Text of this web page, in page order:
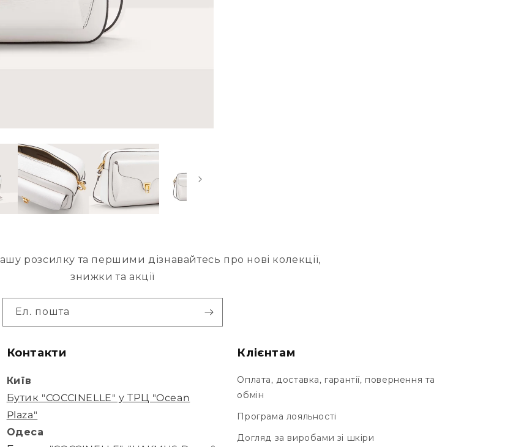
розсилку та першими дізнавайтесь про нові колекції,
знижки та акції
Ел. пошта
Контакти
Київ
Бутик "COCCINELLE" у ТРЦ "Ocean
Plaza"
Одеса
Клієнтам
Оплата, доставка, гарантії, повернення та
обмін
Програма лояльності
Догляд за виробами зі шкіри